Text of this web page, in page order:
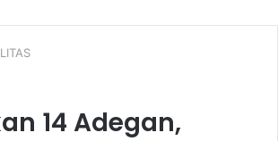
14 Adegan,